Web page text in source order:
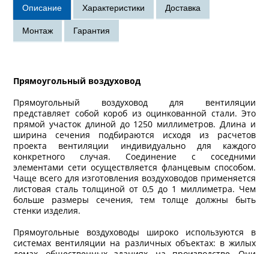
Прямоугольный воздуховод
Прямоугольный воздуховод для вентиляции
представляет собой короб из оцинкованной стали. Это
прямой участок длиной до 1250 миллиметров. Длина и
ширина сечения подбираются исходя из расчетов
проекта вентиляции индивидуально для каждого
конкретного случая. Соединение с соседними
элементами сети осуществляется фланцевым способом.
Чаще всего для изготовления воздуховодов применяется
листовая сталь толщиной от 0,5 до 1 миллиметра. Чем
больше размеры сечения, тем толще должны быть
стенки изделия.
Прямоугольные воздуховоды широко используются в
системах вентиляции на различных объектах: в жилых